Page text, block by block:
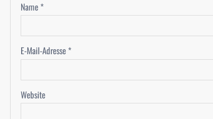
Name *
E-Mail-Adresse *
Website